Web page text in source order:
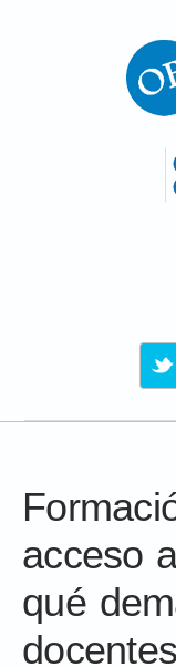
acceso
qué